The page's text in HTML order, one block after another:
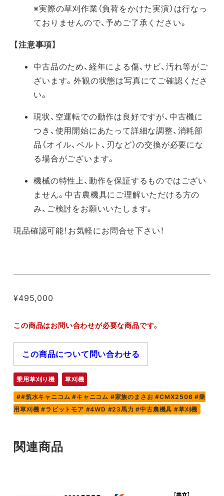
※実際の草刈作業（負荷をかけた実演）は行なっ
ておりませんので、予めご了承ください。
【注意事項】
中古品のため、経年による傷、サビ、汚れ等がご
ざいます。外観の状態は写真にてご確認くださ
い。
現状、空運転での動作は良好ですが、中古機に
つき、使用開始にあたって詳細な調整、消耗部
品（オイル、ベルト、刃など）の交換が必要にな
る場合がございます。
機械の特性上、動作を保証するものではござい
ません。中古農機具にご理解いただける方の
み、ご検討をお願いいたします。
現品確認可能！お気軽にお問合せ下さい！
¥495,000
この商品はお問い合わせが必要な商品です。
この商品について問い合わせる
乗用草刈り機 草刈機
#筑水キャニコム #キャニコム #家族のまさお #CMX2506 #乗
用草刈機 #ラビットモア #4WD #23馬力 #中古農機具 #草刈機
関連商品